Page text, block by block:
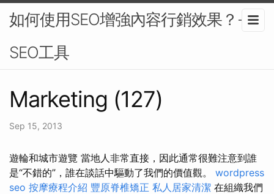
如何使用SEO增強內容行銷效果？-
SEO工具
Marketing (127)
Sep 15, 2013
遊輪和城市遊覽 當地人非常直接，因此通常很難注意到誰
是“不錯的”，誰在談話中驅動了我們的價值觀。 wordpress
seo 按摩療程介紹 豐原脊椎矯正 私人居家清潔 在組織我們